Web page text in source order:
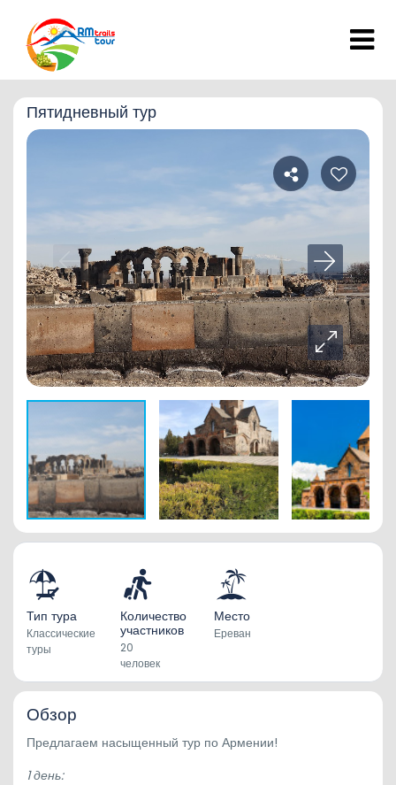
Пятидневный тур
Тип тура
Классические
туры
Количество
участников
20
человек
Место
Ереван
Обзор
Предлагаем насыщенный тур по Армении!
1 день: